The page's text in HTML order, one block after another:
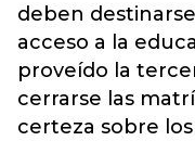
deben
acceso a la
proveído la
cerrarse las
certeza sobre